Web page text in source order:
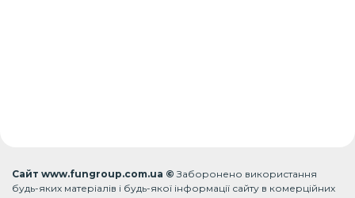
Сайт www.fungroup.com.ua ©Заборонено використання
будь-яких матеріалів і будь-якої інформації сайту в комерційних